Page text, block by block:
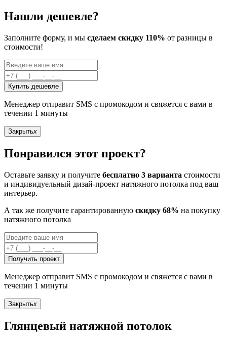
Нашли дешевле?
Заполните форму, и мы сделаем скидку 110% от разницы в
стоимости!
Купить дешевле
Менеджер отправит SMS с промокодом и свяжется с вами в
течении 1 минуты
Закрытьx
Понравился этот проект?
Оставьте заявку и получите бесплатно 3 варианта стоимости
и индивидуельный дизай-проект натяжного потолка под ваш
интерьер.
А так же получите гарантированную скидку 68% на покупку
натяжного потолка
Получить проект
Менеджер отправит SMS с промокодом и свяжется с вами в
течении 1 минуты
Закрытьx
Глянцевый натяжной потолок